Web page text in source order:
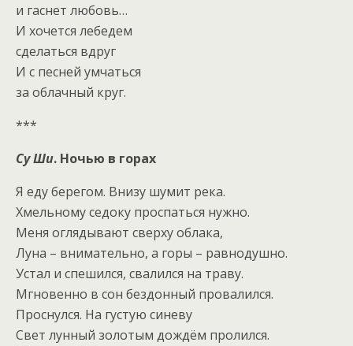
и гаснет любовь…
И хочется лебедем
сделаться вдруг
И с песней умчаться
за облачный круг.
***
Су Ши. Ночью в горах
Я еду берегом. Внизу шумит река.
Хмельному седоку проспаться нужно.
Меня оглядывают сверху облака,
Луна – внимательно, а горы – равнодушно.
Устал и спешился, свалился на траву.
Мгновенно в сон бездонный провалился.
Проснулся. На густую синеву
Свет лунный золотым дождём пролился.